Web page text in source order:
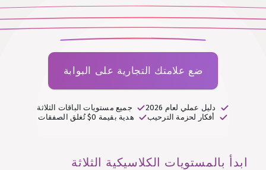
ضع علامتك التجارية على البوابة
دليل عملي لعام 2026
جميع مستويات الباقات الثلاثة
أفكار لحزمة الترحيب
هدية بقيمة 0$ تُغلق الصفقات
ابدأ بالمستويات الكلاسيكية الثلاثة